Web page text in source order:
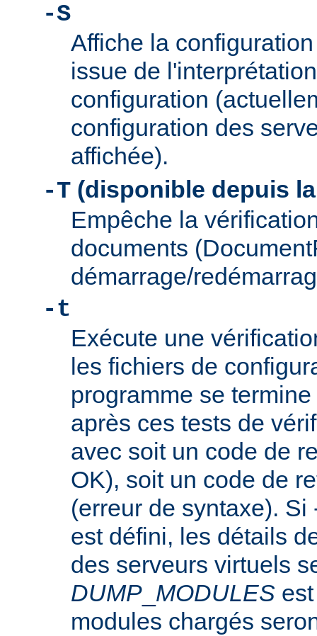
-S
Affiche la
issue de
configuration
configuration des
affichée).
-T (disponible depuis
Empêche la
documents
démarrage/
-t
Exécute une
les fichiers de
programme se
après ces tests de
avec soit un code de
OK), soit un code de
(erreur de syntaxe).
est défini, les détails
des serveurs virtuels
DUMP MODULES
modules chargés